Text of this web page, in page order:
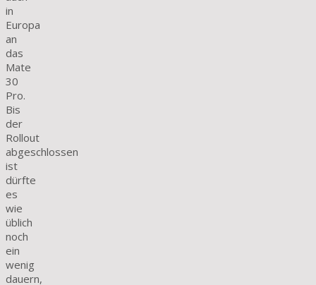
in
Europa
an
das
Mate
30
Pro.
Bis
der
Rollout
abgeschlossen
ist
dürfte
es
wie
üblich
noch
ein
wenig
dauern,